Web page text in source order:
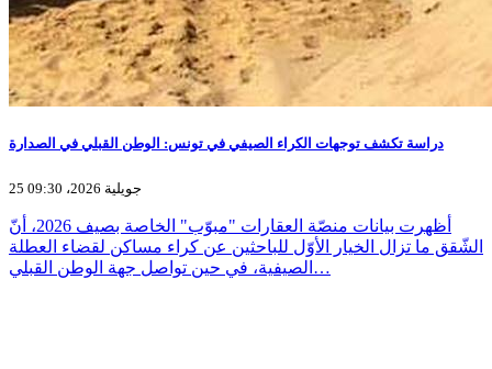
دراسة تكشف توجهات الكراء الصيفي في تونس: الوطن القبلي في الصدارة
25 جويلية 2026، 09:30
أظهرت بيانات منصّة العقارات "مبوّب" الخاصة بصيف 2026، أنّ
الشّقق ما تزال الخيار الأوّل للباحثين عن كراء مساكن لقضاء العطلة
الصيفية، في حين تواصل جهة الوطن القبلي…